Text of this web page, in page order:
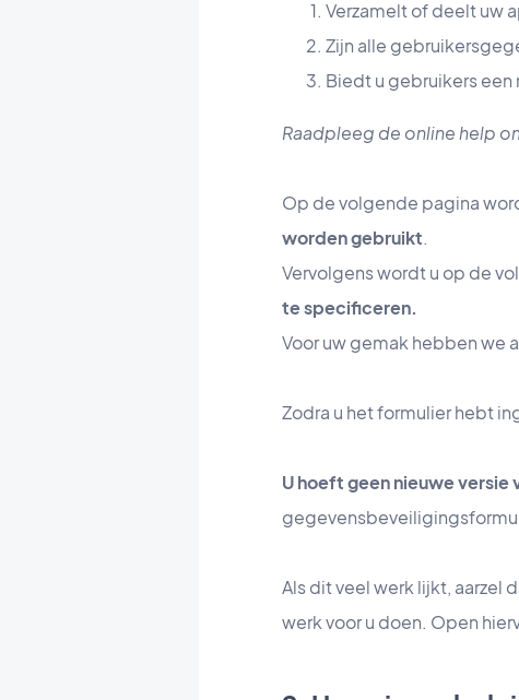
Verzamelt of deelt uw
Zijn alle
Biedt u gebruikers een
Raadpleeg de online help
Op de volgende pagina
worden gebruikt.
Vervolgens wordt u op de
te specificeren.
Voor uw gemak hebben
Zodra u het formulier hebt
U hoeft geen nieuwe versie
Als dit veel werk lijkt, aarzel
werk voor u doen. Open